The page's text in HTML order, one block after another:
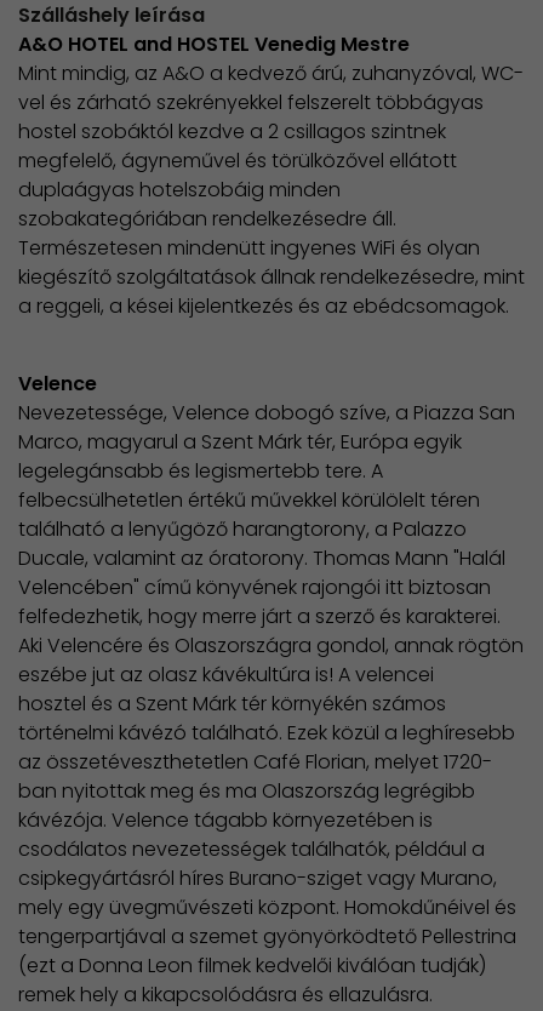
Szálláshely leírása
A&O HOTEL and HOSTEL Venedig Mestre
Mint mindig, az A&O a kedvező árú, zuhanyzóval, WC-
vel és zárható szekrényekkel felszerelt többágyas
hostel szobáktól kezdve a 2 csillagos szintnek
megfelelő, ágyneművel és törülközővel ellátott
duplaágyas hotelszobáig minden
szobakategóriában rendelkezésedre áll.
Természetesen mindenütt ingyenes WiFi és olyan
kiegészítő szolgáltatások állnak rendelkezésedre, mint
a reggeli, a kései kijelentkezés és az ebédcsomagok.
Velence
Nevezetessége, Velence dobogó szíve, a Piazza San
Marco, magyarul a Szent Márk tér, Európa egyik
legelegánsabb és legismertebb tere. A
felbecsülhetetlen értékű művekkel körülölelt téren
található a lenyűgöző harangtorony, a Palazzo
Ducale, valamint az óratorony. Thomas Mann "Halál
Velencében" című könyvének rajongói itt biztosan
felfedezhetik, hogy merre járt a szerző és karakterei.
Aki Velencére és Olaszországra gondol, annak rögtön
eszébe jut az olasz kávékultúra is! A velencei
hosztel és a Szent Márk tér környékén számos
történelmi kávézó található. Ezek közül a leghíresebb
az összetéveszthetetlen Café Florian, melyet 1720-
ban nyitottak meg és ma Olaszország legrégibb
kávézója. Velence tágabb környezetében is
csodálatos nevezetességek találhatók, például a
csipkegyártásról híres Burano-sziget vagy Murano,
mely egy üvegművészeti központ. Homokdűnéivel és
tengerpartjával a szemet gyönyörködtető Pellestrina
(ezt a Donna Leon filmek kedvelői kiválóan tudják)
remek hely a kikapcsolódásra és ellazulásra.